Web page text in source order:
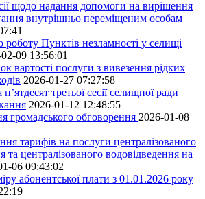
щодо надання допомоги на вирішення
внутрішньо переміщеним особам
роботу Пунктів незламності у селищі
09 13:56:01
вартості послуги з вивезення рідких
2026-01-27 07:27:58
третьої сесії селищної ради
2026-01-12 12:48:55
громадського обговорення 2026-01-08
тарифів на послуги централізованого
та централізованого водовідведення на
06 09:43:02
абонентської плати з 01.01.2026 року